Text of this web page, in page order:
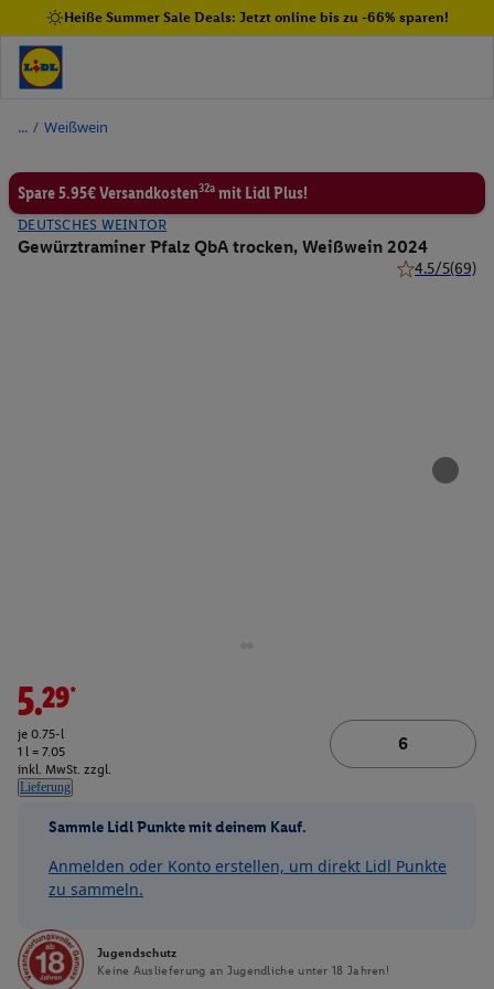
Heiße Summer Sale Deals: Jetzt online bis zu -66% sparen!
/ Weißwein
Spare 5.95€ Versandkosten32a mit Lidl Plus!
DEUTSCHES WEINTOR
Gewürztraminer Pfalz QbA trocken, Weißwein 2024
4.5/5(69)
5.29*
je 0.75-l
1 l = 7.05
inkl. MwSt. zzgl.
Lieferung
Sammle Lidl Punkte mit deinem Kauf.
Anmelden oder Konto erstellen, um direkt Lidl Punkte
zu sammeln.
Jugendschutz
Keine Auslieferung an Jugendliche unter 18 Jahren!